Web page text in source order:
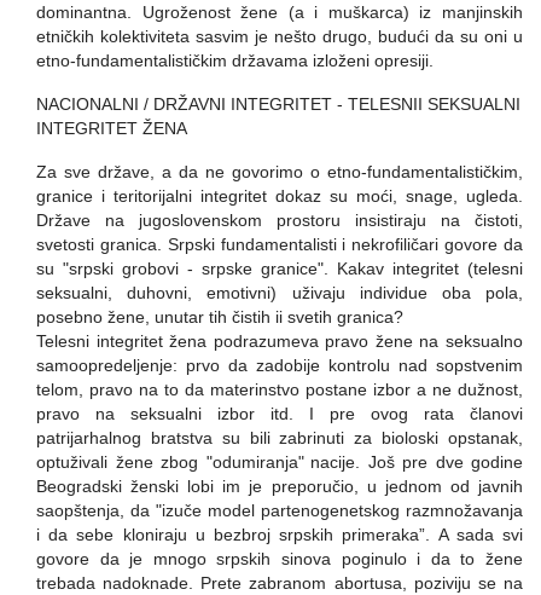
dominantna. Ugroženost žene (a i muškarca) iz manjinskih
etničkih kolektiviteta sasvim je nešto drugo, budući da su oni u
etno-fundamentalističkim državama izloženi opresiji.
NACIONALNI / DRŽAVNI INTEGRITET - TELESNII SEKSUALNI
INTEGRITET ŽENA
Za sve države, a da ne govorimo o etno-fundamentalističkim,
granice i teritorijalni integritet dokaz su moći, snage, ugleda.
Države na jugoslovenskom prostoru insistiraju na čistoti,
svetosti granica. Srpski fundamentalisti i nekrofiličari govore da
su "srpski grobovi - srpske granice". Kakav integritet (telesni
seksualni, duhovni, emotivni) uživaju individue oba pola,
posebno žene, unutar tih čistih ii svetih granica?
Telesni integritet žena podrazumeva pravo žene na seksualno
samoopredeljenje: prvo da zadobije kontrolu nad sopstvenim
telom, pravo na to da materinstvo postane izbor a ne dužnost,
pravo na seksualni izbor itd. I pre ovog rata članovi
patrijarhalnog
bratstva su bili zabrinuti za bioloski opstanak,
optuživali žene zbog "odumiranja" nacije. Još pre dve godine
Beogradski ženski lobi im je preporučio, u jednom od javnih
saopštenja, da "izuče model partenogenetskog razmnožavanja
i da sebe kloniraju u bezbroj srpskih primeraka”. A sada svi
govore da je mnogo srpskih sinova poginulo i da to žene
trebada nadoknade. Prete zabranom abortusa, poziviju se na